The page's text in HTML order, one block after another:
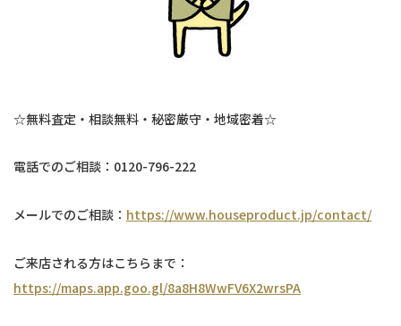
☆無料査定・相談無料・秘密厳守・地域密着☆
電話でのご相談：0120-796-222
メールでのご相談： https://www.houseproduct.jp/contact/
ご来店される方はこちらまで：
https://maps.app.goo.gl/8a8H8WwFV6X2wrsPA